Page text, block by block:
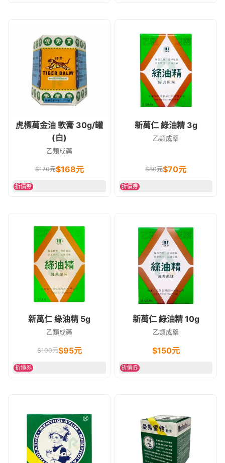
虎標萬金油 軟膏 30g/罐
(白)
乙類成藥
$170元$168元
折價券
新萬仁 綠油精 3g
乙類成藥
$80元$70元
折價券
新萬仁 綠油精 5g
乙類成藥
$100元$95元
折價券
新萬仁 綠油精 10g
乙類成藥
$150元
折價券